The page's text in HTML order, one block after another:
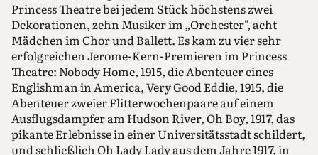
Princess Theatre bei jedem Stück höchstens zwei
Dekorationen, zehn Musiker im „Orchester", acht
Mädchen im Chor und Ballett. Es kam zu vier sehr
erfolgreichen Jerome-Kern-Premieren im Princess
Theatre: Nobody Home, 1915, die Abenteuer eines
Englishman in America, Very Good Eddie, 1915, die
Abenteuer zweier Flitterwochenpaare auf einem
Ausflugsdampfer am Hudson River, Oh Boy, 1917, das
pikante Erlebnisse in einer Universitätsstadt schildert,
und schließlich Oh Lady Lady aus dem Jahre 1917, in